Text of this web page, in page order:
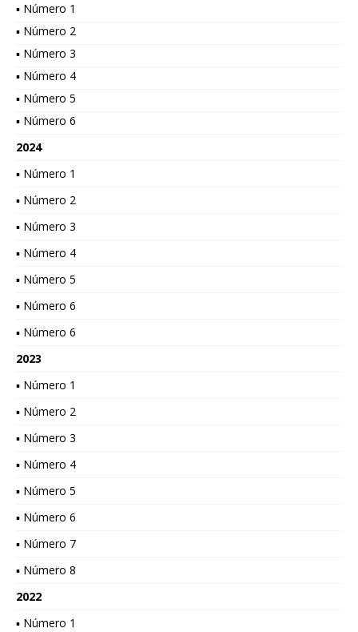
▪ Número 1
▪ Número 2
▪ Número 3
▪ Número 4
▪ Número 5
▪ Número 6
2024
▪ Número 1
▪ Número 2
▪ Número 3
▪ Número 4
▪ Número 5
▪ Número 6
▪ Número 6
2023
▪ Número 1
▪ Número 2
▪ Número 3
▪ Número 4
▪ Número 5
▪ Número 6
▪ Número 7
▪ Número 8
2022
▪ Número 1